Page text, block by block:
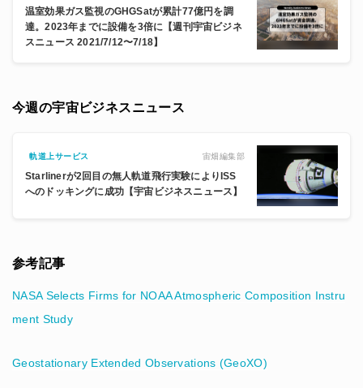
温室効果ガス監視のGHGSatが累計77億円を調
達。2023年までに設備を3倍に【週刊宇宙ビジネ
スニュース 2021/7/12〜7/18】
今週の宇宙ビジネスニュース
軌道上サービス 宙畑編集部
Starlinerが2回目の無人軌道飛行実験によりISS
へのドッキングに成功【宇宙ビジネスニュース】
参考記事
NASA Selects Firms for NOAA Atmospheric Composition Instru
ment Study
Geostationary Extended Observations (GeoXO)